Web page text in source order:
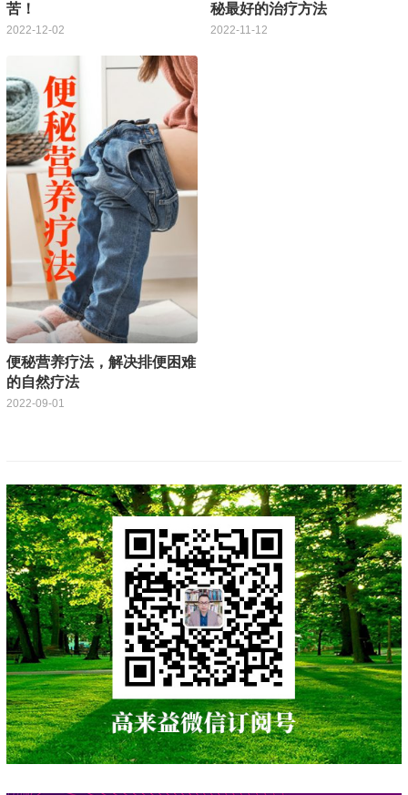
苦！
2022-12-02
秘最好的治疗方法
2022-11-12
便秘营养疗法，解决排便困难
的自然疗法
2022-09-01